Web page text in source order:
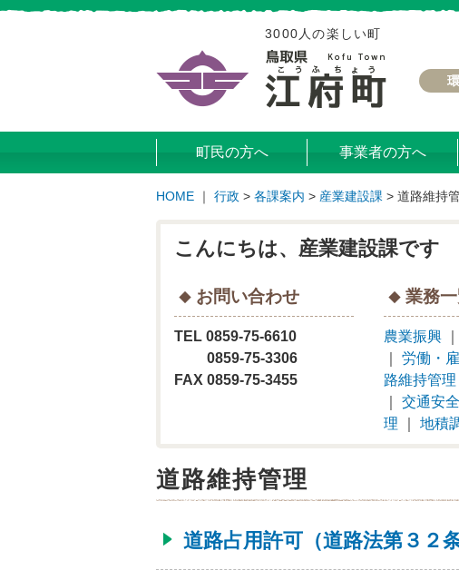
3000人の楽しい町
町民の方へ 事業者の方へ
HOME ｜ 行政 > 各課案内 > 産業建設課 > 道路維持
こんにちは、産業建設課です
お問い合わせ
TEL 0859-75-6610
0859-75-3306
FAX 0859-75-3455
業務
農業振興
労働・
路維持管理
交通安
理
地積
道路維持管理
道路占用許可（道路法第３２条